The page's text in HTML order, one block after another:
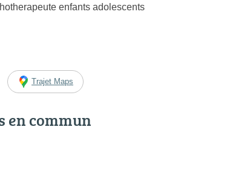
enfants adolescents
Trajet Maps
en commun